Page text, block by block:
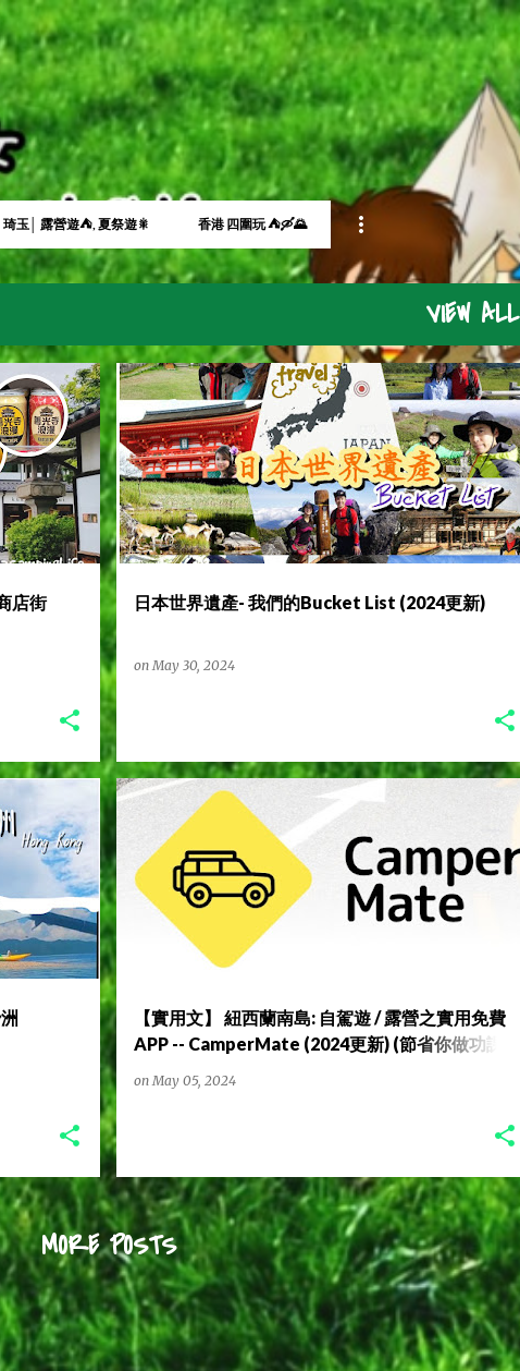
Skip to main content
玉│ 露營遊⛺, 夏祭遊🎇 香港 四圍玩 ⛺🛶🌄
VIEW ALL
店街
+
日本世界遺產- 我們的Bucket List (2024更新)
onMay 30, 2024
JAPAN L2CAMPINGLIFE L2營男營女 世界自然遺產
屋久島 日本 +
露營遊
【實用文】 紐西蘭南島: 自駕遊 / 露營之實用免費
APP -- CamperMate (2024更新) (節省你做功課
onMay 05, 2024
L2CAMPINGLIFE L2營男營女 實用文
MORE POSTS